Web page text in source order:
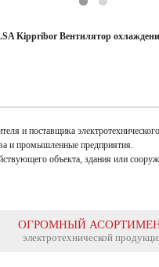
Kippribor Вентилятор
и поставщика
и промышленные предприятия.
объекта, здания или
ОГРОМНЫЙ
электротехнической